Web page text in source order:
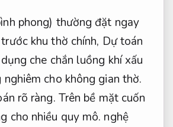
phong) thường đặt ngay
khu thờ chính, Dự toán
che chắn luồng khí xấu
cho không gian thờ.
rõ ràng. Trên bề mặt cuốn
cho nhiều quy mô. nghệ